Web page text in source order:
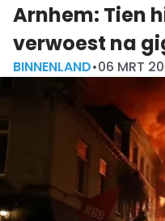
Arnhem: Tien
verwoest na
BINNENLAND•06 MRT